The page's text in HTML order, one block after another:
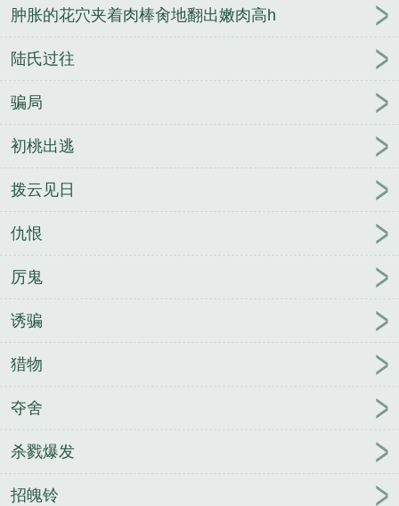
肿胀的花穴夹着肉棒肏地翻出嫩肉高h
陆氏过往
骗局
初桃出逃
拨云见日
仇恨
厉鬼
诱骗
猎物
夺舍
杀戮爆发
招魄铃